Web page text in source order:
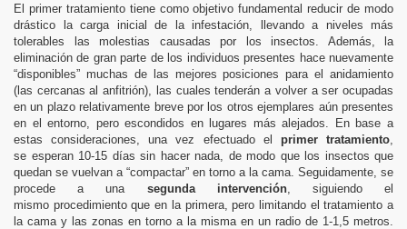
El primer tratamiento tiene como objetivo fundamental reducir de modo
drástico la carga inicial de la infestación, llevando a niveles más
tolerables las molestias causadas por los insectos. Además, la
eliminación de gran parte de los individuos presentes hace nuevamente
“disponibles” muchas de las mejores posiciones para el anidamiento
(las cercanas al anfitrión), las cualestenderán a volver a ser ocupadas
en un plazo relativamente breve por los otros ejemplares aún presentes
en el entorno, pero escondidos en lugares más alejados. En base a
estas consideraciones, una vez efectuado el primer tratamiento
se esperan 10-15 días sin hacer nada, de modo que los insectos que
quedan se vuelvan a “compactar” en torno a la cama. Seguidamente, se
procede a una segunda intervención, siguiendo el
mismo procedimiento que en la primera, pero limitando el tratamiento a
la cama y las zonas en torno a la misma en un radio de 1-1,5 metros.